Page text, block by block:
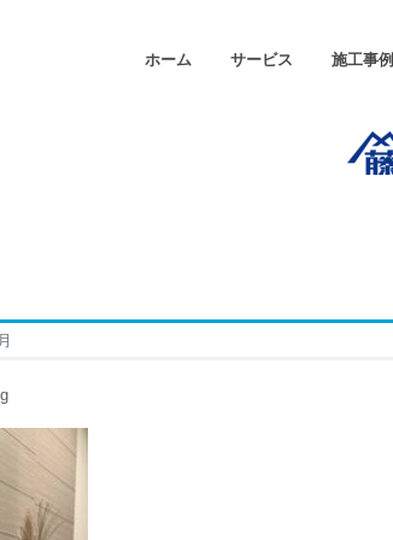
ホーム サービス 施工事例